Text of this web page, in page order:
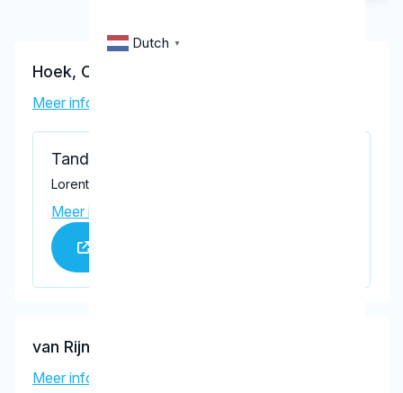
Dutch ▼
Hoek, C.J.A.
Meer informatie tandarts
Tandartsenpraktijk Lie Maassluis
Lorentzdreef 40, Maassluis 3146 BK
Meer informatie praktijk
van Rijn, I.D.
Meer informatie tandarts